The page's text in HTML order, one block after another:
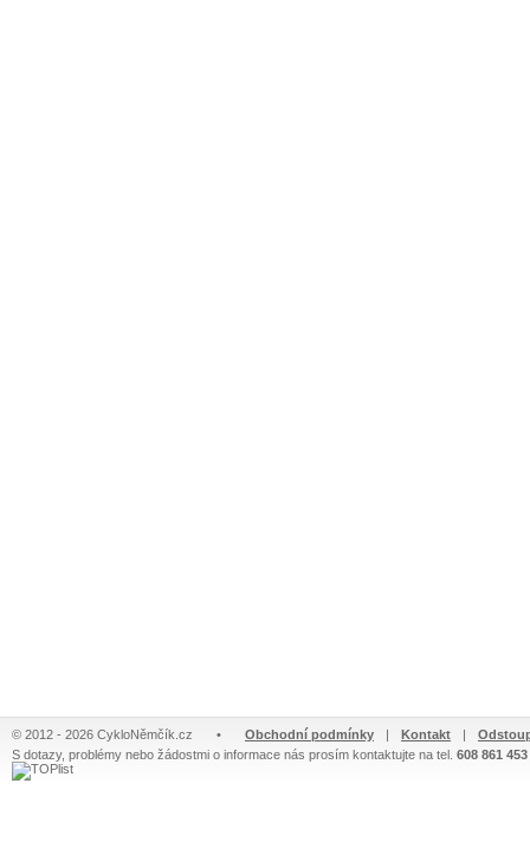
© 2012 - 2026 CykloNěmčík.cz • Obchodní podmínky | Kontakt |
S dotazy, problémy nebo žádostmi o informace nás prosím kontaktujte na tel. 608 861 453